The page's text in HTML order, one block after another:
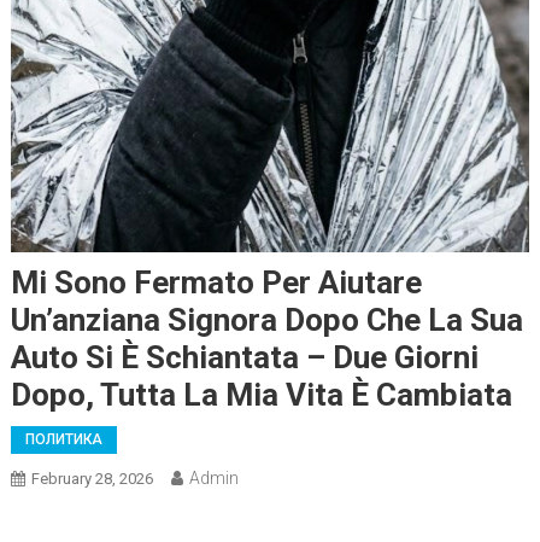
Mi Sono Fermato Per Aiutare
Un’anziana Signora Dopo Che La Sua
Auto Si È Schiantata – Due Giorni
Dopo, Tutta La Mia Vita È Cambiata
ПОЛИТИКА
February 28, 2026 Admin